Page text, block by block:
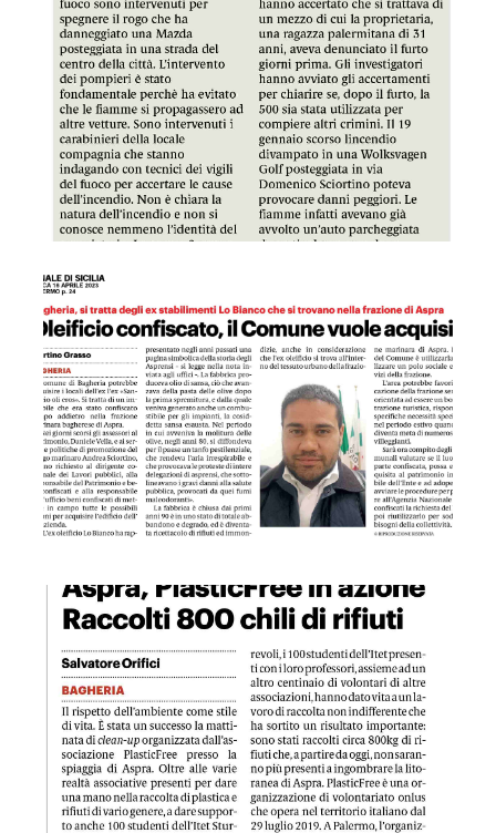
GDS 16/04/2023 Oleificio confiscato, il comune vuole
GDS 16/04/2023 Aspra, PlasticFree in azione raccolti 800